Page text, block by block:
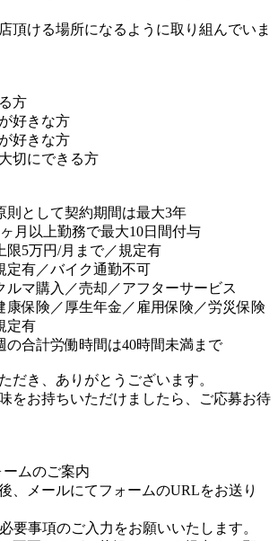
頂ける場所になるように取り組んでいま
方
好きな方
好きな方
切にできる方
則として契約期間は最大3年
月以上勤務で最大10日間付与
5万円/月まで／規定有
有／バイク通勤不可
購入／売却／アフターサービス
康保険／厚生年金／雇用保険／労災保険
定有
の合計労働時間は40時間未満まで
だき、ありがとうございます。
をお持ちいただけましたら、ご応募お待
ムのご案内
、メールにてフォームのURLをお送り
要事項のご入力をお願いいたします。